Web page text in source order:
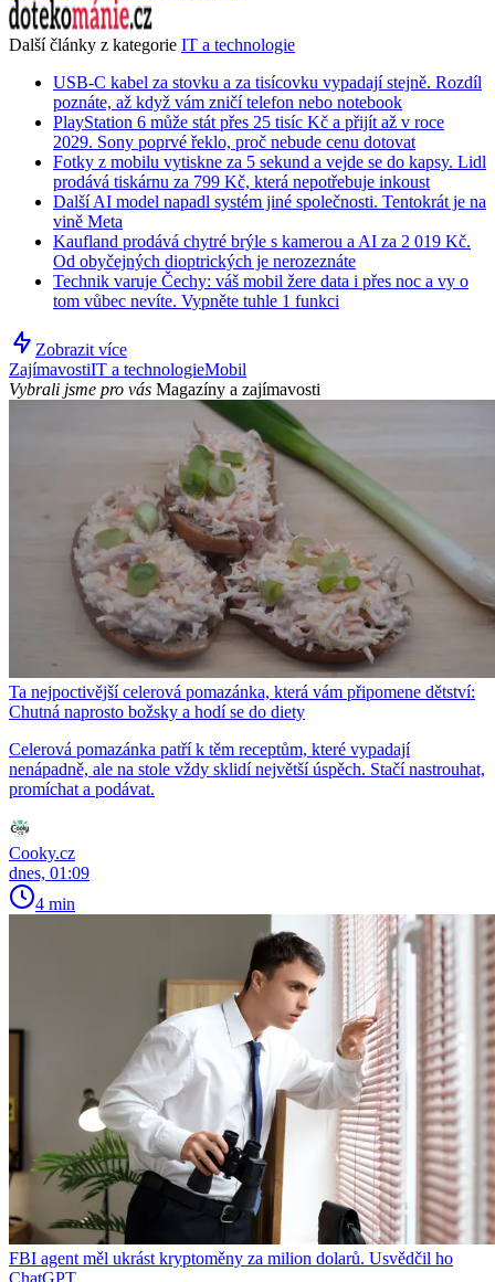
Další články z kategorie IT a technologie
USB-C kabel za stovku a za tisícovku vypadají stejně. Rozdíl
poznáte, až když vám zničí telefon nebo notebook
PlayStation 6 může stát přes 25 tisíc Kč a přijít až v roce
2029. Sony poprvé řeklo, proč nebude cenu dotovat
Fotky z mobilu vytiskne za 5 sekund a vejde se do kapsy. Lidl
prodává tiskárnu za 799 Kč, která nepotřebuje inkoust
Další AI model napadl systém jiné společnosti. Tentokrát je na
vině Meta
Kaufland prodává chytré brýle s kamerou a AI za 2 019 Kč.
Od obyčejných dioptrických je nerozeznáte
Technik varuje Čechy: váš mobil žere data i přes noc a vy o
tom vůbec nevíte. Vypněte tuhle 1 funkci
Zobrazit více
ZajímavostiIT a technologieMobil
Vybrali jsme pro vás Magazíny a zajímavosti
Ta nejpoctivější celerová pomazánka, která vám připomene dětství:
Chutná naprosto božsky a hodí se do diety
Celerová pomazánka patří k těm receptům, které vypadají
nenápadně, ale na stole vždy sklidí největší úspěch. Stačí nastrouhat,
promíchat a podávat.
Cooky.cz
dnes, 01:09
4 min
FBI agent měl ukrást kryptoměny za milion dolarů. Usvědčil ho
ChatGPT